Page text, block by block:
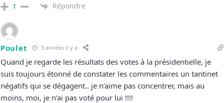
1 Répondre
Poulet 3 années il y a
Quand je regarde les résultats des votes à la présidentielle, je
suis toujours étonné de constater les commentaires un tantinet
négatifs qui se dégagent.. je n’aime pas concentrer, mais au
moins, moi, je n’ai pas voté pour lui !!!!